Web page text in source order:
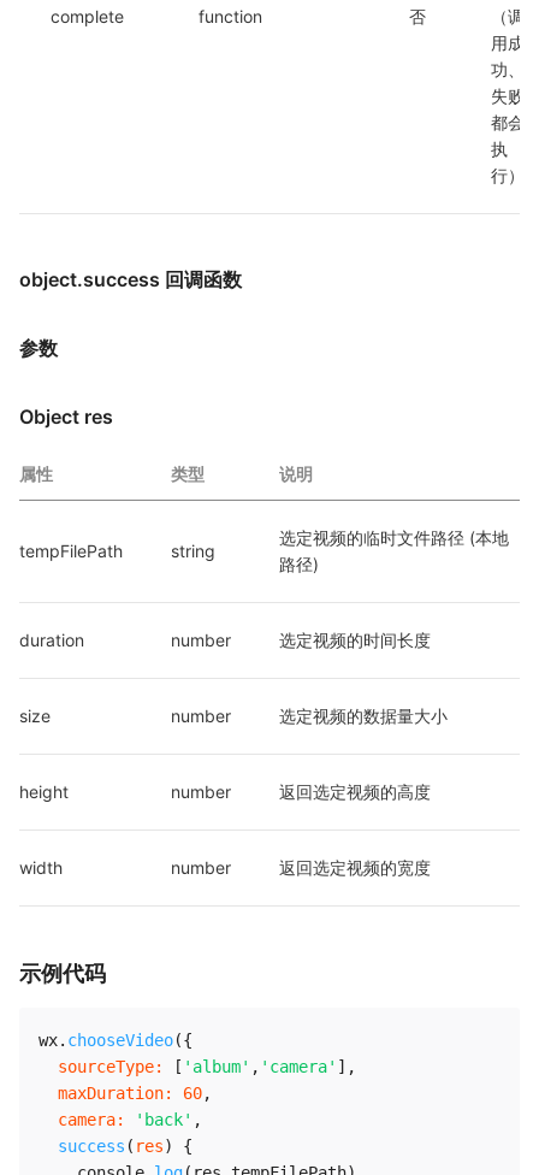
complete function 否
（调
用成
功、
失败
都会
执
行）
object.success 回调函数
参数
Object res
属性 类型 说明
tempFilePath string
选定视频的临时文件路径 (本地
路径)
duration number 选定视频的时间长度
size number 选定视频的数据量大小
height number 返回选定视频的高度
width number 返回选定视频的宽度
示例代码
wx. chooseVideo({
sourceType: [ 'album' , 'camera' ] ,
maxDuration: 60,
camera: 'back' ,
success ( res)
{